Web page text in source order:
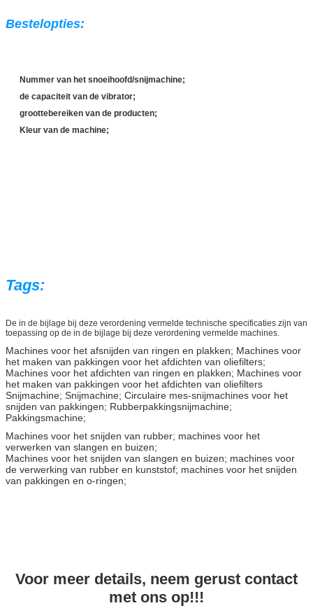
Bestelopties:
Nummer van het snoeihoofd/snijmachine;
de capaciteit van de vibrator;
groottebereiken van de producten;
Kleur van de machine;
Tags:
De in de bijlage bij deze verordening vermelde technische specificaties zijn van
toepassing op de in de bijlage bij deze verordening vermelde machines.
Machines voor het afsnijden van ringen en plakken; Machines voor
het maken van pakkingen voor het afdichten van oliefilters;
Machines voor het afdichten van ringen en plakken; Machines voor
het maken van pakkingen voor het afdichten van oliefilters
Snijmachine; Snijmachine; Circulaire mes-snijmachines voor het
snijden van pakkingen; Rubberpakkingsnijmachine;
Pakkingsmachine;
Machines voor het snijden van rubber; machines voor het
verwerken van slangen en buizen;
Machines voor het snijden van slangen en buizen; machines voor
de verwerking van rubber en kunststof; machines voor het snijden
van pakkingen en o-ringen;
Voor meer details, neem gerust contact
met ons op!!!